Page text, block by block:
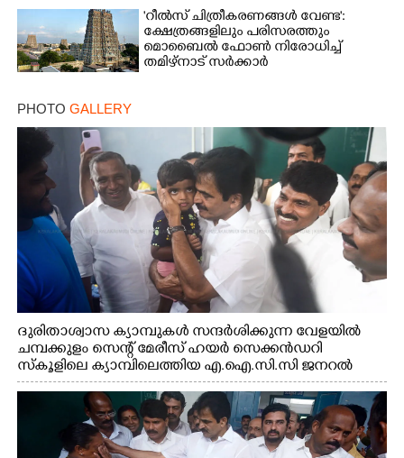
'റീൽസ് ചിത്രീകരണങ്ങൾ വേണ്ട':
ക്ഷേത്രങ്ങളിലും പരിസരത്തും
മൊബൈൽ ഫോൺ നിരോധിച്ച്
തമിഴ്നാട് സർക്കാർ
PHOTO GALLERY
ദുരിതാശ്വാസ ക്യാമ്പുകൾ സന്ദർശിക്കുന്ന വേളയിൽ
ചമ്പക്കുളം സെന്റ് മേരീസ് ഹയർ സെക്കൻഡറി
സ്കൂളിലെ ക്യാമ്പിലെത്തിയ എ.ഐ.സി.സി ജനറൽ
സെക്രട്ടറി കെ.സി വേണുഗോപാൽ എം.പി കുരുന്നിനെ
എടുത്ത് ലാളിച്ചപ്പോൾ. സഹകരണ-എക്സൈസ്
വകുപ്പ് മന്ത്രി എം. ലിജു, കൃഷിവകുപ്പ് മന്ത്രി ടി. സിദ്ദിഖ്,
റെജി ചെറിയാൻ എം. എൽ. എ എന്നിവർ സമീപം